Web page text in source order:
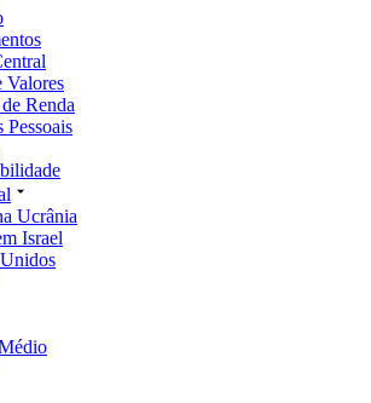
Valores
Renda
Pessoais
Ucrânia
Israel